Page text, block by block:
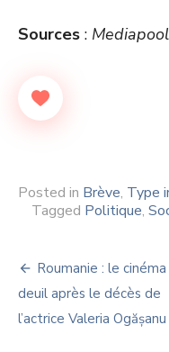
Sources :
Posted in Brève, Type
Tagged Politique,
Navigation
de
l’article
Roumanie : le
deuil après le décès de
l’actrice Valeria Ogășanu